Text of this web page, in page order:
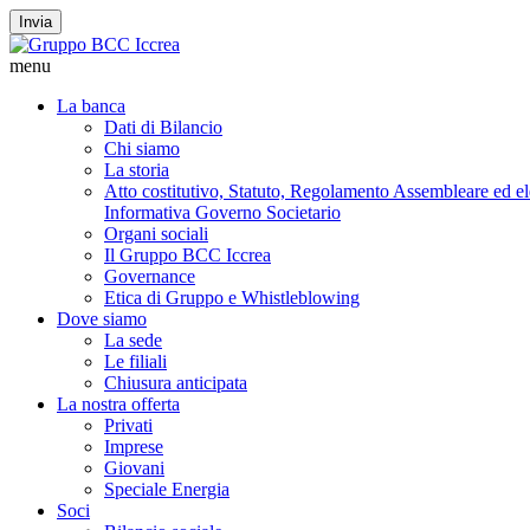
Invia
menu
La banca
Dati di Bilancio
Chi siamo
La storia
Atto costitutivo, Statuto, Regolamento Assembleare ed
Informativa Governo Societario
Organi sociali
Il Gruppo BCC Iccrea
Governance
Etica di Gruppo e Whistleblowing
Dove siamo
La sede
Le filiali
Chiusura anticipata
La nostra offerta
Privati
Imprese
Giovani
Speciale Energia
Soci